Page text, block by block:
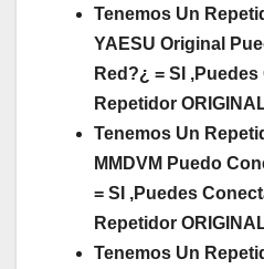
Tenemos Un
YAESU Original
Red?¿ = SI
Repetidor
Tenemos Un
MMDVM Puedo
= SI ,Puedes
Repetidor
Tenemos Un